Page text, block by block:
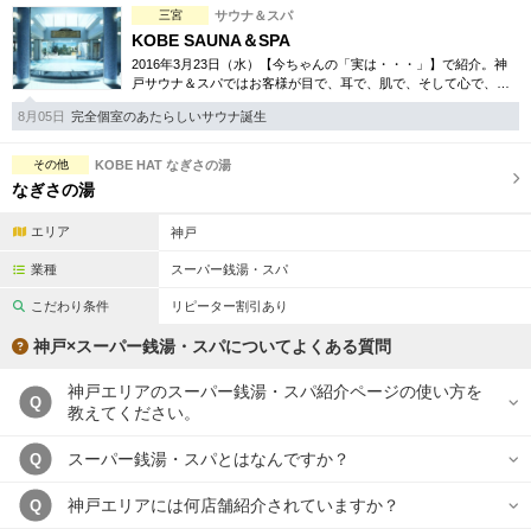
キャッシュレス決済OK
2名様歓迎 団体様歓迎
完全個室 半個室あり
ペアルームあり
専用駐車場あり
日本人スタッフのみ
Ｗセラピスト
駅から徒歩5分以内
こだわり条件を変更
三宮 サウナ＆スパ
KOBE SAUNA＆SPA
2016年3月23日（水）【今ちゃんの「実は・・・」】で紹介。神
戸サウナ＆スパではお客様が目で、耳で、肌で、そして心で、五
感の癒し・寛ぎを実感できる場をご提供します。天然温泉や露天
風呂、サウナ等幅広く完備。
8月05日 完全個室のあたらしいサウナ誕生
その他 KOBE HAT なぎさの湯
なぎさの湯
エリア 神戸
業種 スーパー銭湯・スパ
こだわり条件 リピーター割引あり
神戸×スーパー銭湯・スパについてよくある質問
Q
神戸エリアのスーパー銭湯・スパ紹介ページの使い方を
教えてください。
Q スーパー銭湯・スパとはなんですか？
Q 神戸エリアには何店舗紹介されていますか？